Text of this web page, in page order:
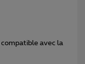
avec la